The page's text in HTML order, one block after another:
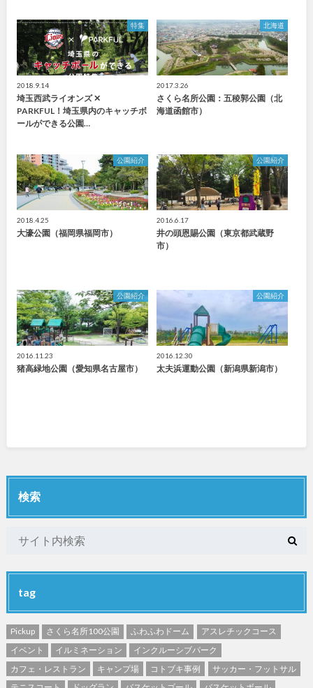
特集
2018.9.14
埼玉西武ライオンズ ✕
PARKFUL！埼玉県内のキャッチボ
ールができる公園…
北海道
2017.3.26
さくら名所公園：五稜郭公園（北
海道函館市）
公園紹介
2018.4.25
大濠公園（福岡県福岡市）
公園紹介
2016.6.17
井の頭恩賜公園（東京都武蔵野
市）
公園紹介
2016.11.23
猪高緑地公園（愛知県名古屋市）
公園紹介
2016.12.30
太夫浜運動公園（新潟県新潟市）
検索
tag
Pickup さくら名所100公園 ふわふわドーム
アスレチックコース
イベント
イルミネーション
インクルーシブパーク
カフェ・レストラン
キャンプ場 コトブキ事例
サッカー・フットサル